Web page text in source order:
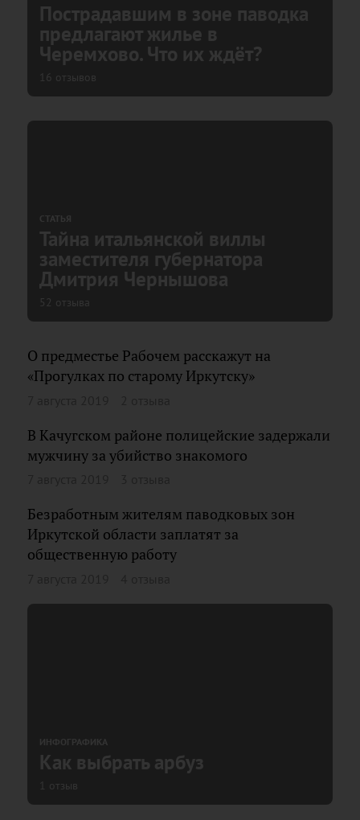
Пострадавшим в зоне паводка
предлагают жилье в
Черемхово. Что их ждёт?
16 отзывов
СТАТЬЯ
Тайна итальянской виллы
заместителя губернатора
Дмитрия Чернышова
52 отзыва
О предместье Рабочем расскажут на
«Прогулках по старому Иркутску»
В Качугском районе полицейские задержали
мужчину за убийство знакомого
Безработным жителям паводковых зон
Иркутской области заплатят за
общественную работу
ИНФОГРАФИКА
Как выбрать арбуз
1 отзыв